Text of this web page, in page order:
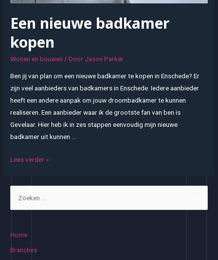
Een nieuwe badkamer
kopen
Wonen en bouwen / Door Jason Parker
Ben jij van plan om een nieuwe badkamer te kopen in Enschede? Er
zijn veel aanbieders van badkamers in Enschede. Iedere aanbieder
heeft een andere aanpak om jouw droombadkamer te kunnen
realiseren. Een aanbieder waar ik de grootste fan van ben is
Gevelaar. Hier heb ik in zes stappen eenvoudig mijn nieuwe
badkamer uit kunnen …
Een
kopen
Lees verder »
Home
Branches